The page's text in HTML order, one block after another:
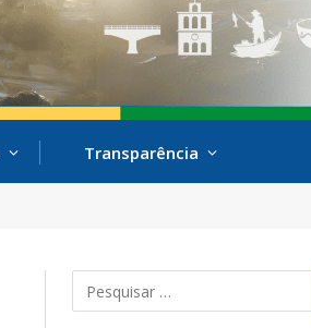
Transparência